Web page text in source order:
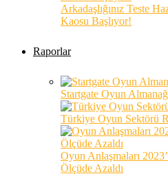
Arkadaşlığınız Teste
Kaosu Başlıyor!
Raporlar
Startgate Oyun
Türkiye Oyun Sektörü
Oyun Anlaşmaları
Ölçüde Azaldı